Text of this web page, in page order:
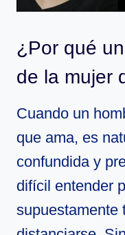
¿Por qué
de la mujer
Cuando un
que ama, es
confundida y
difícil entender
supuestamente